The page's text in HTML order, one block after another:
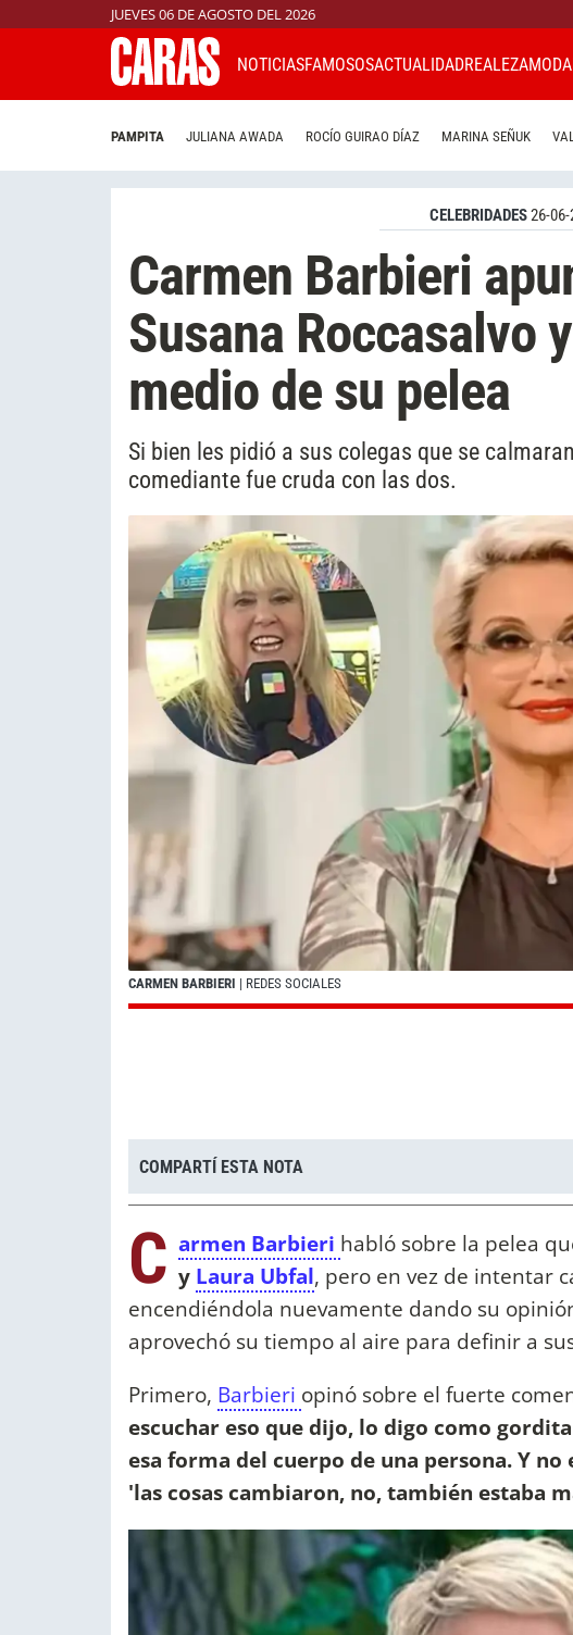
JUEVES 06 DE AGOSTO DEL 2026
NOTICIASFAMOSOSACTUALIDADREALEZAMODA
PAMPITA JULIANA AWADA ROCÍO GUIRAO DÍAZ MARINA SEÑUK
CELEBRIDADES26-
Carmen Barbieri
Susana Roccasalvo
medio de su pelea
Si bien les pidió a sus colegas que se
comediante fue cruda con las dos.
CARMEN BARBIERI | REDES SOCIALES
COMPARTÍ ESTA NOTA
C armen Barbieri habló sobre la pelea
y Laura Ubfal, pero en vez de intentar
encendiéndola nuevamente dando su
aprovechó su tiempo al aire para definir a
Primero, Barbieri opinó sobre el fuerte
escuchar eso que dijo, lo digo como
esa forma del cuerpo de una persona. Y
'las cosas cambiaron, no, también estaba